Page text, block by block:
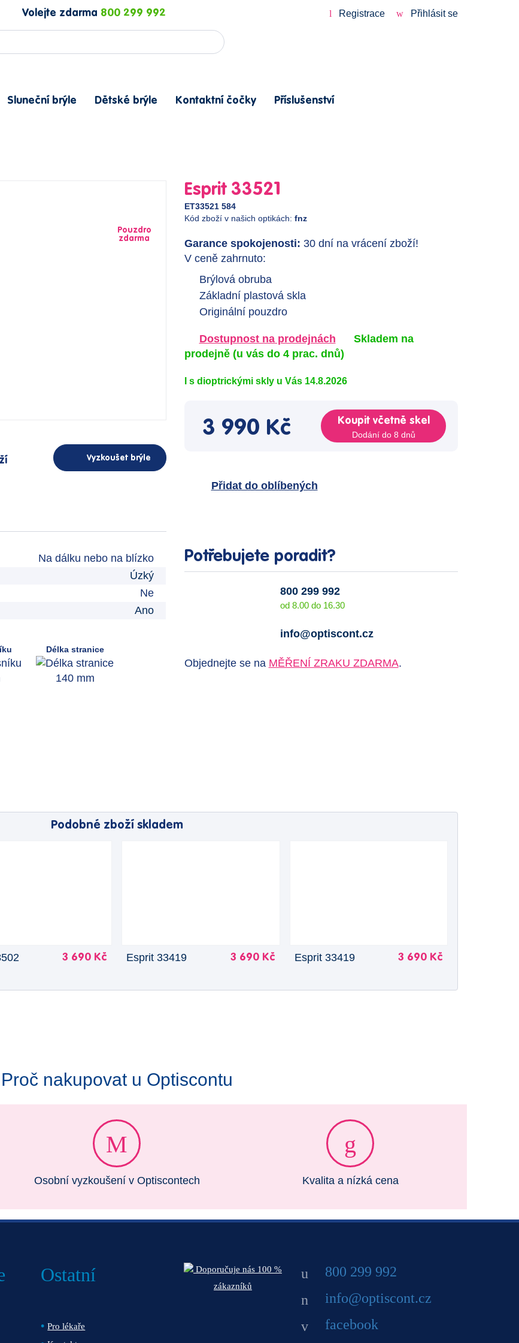
Volejte zdarma 800 299 992 Registrace Přihlásit se
Sluneční brýle Dětské brýle Kontaktní čočky Příslušenství
Pouzdro
zdarma
Vyzkoušet brýle
Na dálku nebo na blízko
Úzký
Ne
Ano
Délka stranice
140 mm
Esprit 33521
ET33521 584
Kód zboží v našich optikách: fnz
Garance spokojenosti: 30 dní na vrácení zboží!
V ceně zahrnuto:
Brýlová obruba
Základní plastová skla
Originální pouzdro
Dostupnost na prodejnách
Skladem na
prodejně(u vás do 4 prac. dnů)
I s dioptrickými skly u Vás 14.8.2026
3 990 Kč Koupit včetně skel
Dodání do 8 dnů
Přidat do oblíbených
Potřebujete poradit?
800 299 992
od 8.00 do 16.30
info@optiscont.cz
Objednejte se na MĚŘENÍ ZRAKU ZDARMA.
Podobné zboží skladem
3 690 Kč Esprit 33419 3 690 Kč Esprit 33419 3 690 Kč
Proč nakupovat u Optiscontu
Osobní vyzkoušení v Optiscontech Kvalita a nízká cena
Doporučuje nás 100 %
zákazníků
800 299 992
info@optiscont.cz
facebook
Ostatní
Pro lékaře